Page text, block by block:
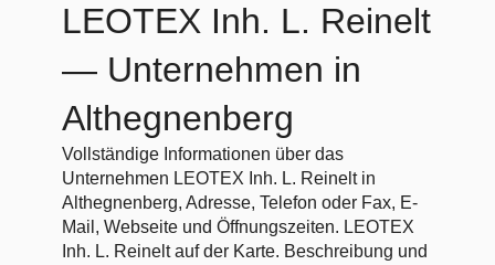
LEOTEX Inh. L. Reinelt
— Unternehmen in
Althegnenberg
Vollständige Informationen über das
Unternehmen LEOTEX Inh. L. Reinelt in
Althegnenberg, Adresse, Telefon oder Fax, E-
Mail, Webseite und Öffnungszeiten. LEOTEX
Inh. L. Reinelt auf der Karte. Beschreibung und